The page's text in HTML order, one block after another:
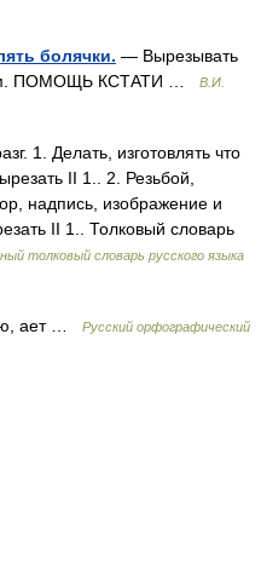
болячки. — Вырезывать
См. ПОМОЩЬ КСТАТИ …
В.И.
1. Делать, изготовлять что
II 1.. 2. Резьбой,
надпись, изображение и
II 1.. Толковый словарь
толковый словарь русского языка
ает …
Русский орфографический